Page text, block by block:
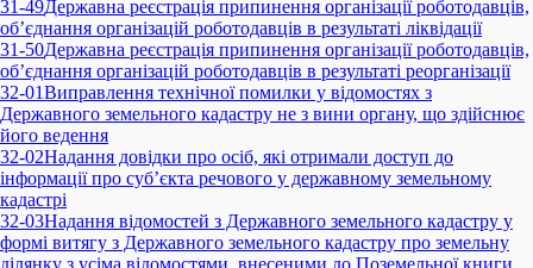
31-49Державна реєстрація припинення організації роботодавців,
об’єднання організацій роботодавців в результаті ліквідації
31-50Державна реєстрація припинення організації роботодавців,
об’єднання організацій роботодавців в результаті реорганізації
32-01Виправлення технічної помилки у відомостях з
Державного земельного кадастру не з вини органу, що здійснює
його ведення
32-02Надання довідки про осіб, які отримали доступ до
інформації про суб’єкта речового у державному земельному
кадастрі
32-03Надання відомостей з Державного земельного кадастру у
формі витягу з Державного земельного кадастру про земельну
ділянку з усіма відомостями, внесеними до Поземельної книги,